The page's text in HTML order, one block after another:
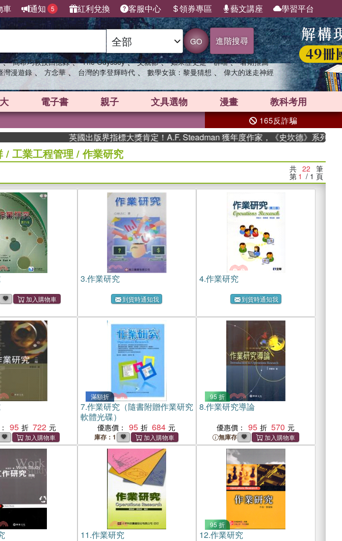
車 通知 5 紅利兌換 客服中心 領券專區 藝文講座 學習平台
GO 進階搜尋
、 高希均教授回憶錄 、 The Odyssey 、 父親節 、 如果歷史是一群喵 、 暑期推薦
灣漫遊錄 、 方念華 、 台灣的李登輝時代 、 數學女孩：黎曼猜想 、 偉大的迷走神經
電子書 親子 文具選物 漫畫 教科考用
165反詐騙
英國出版界指標大獎肯定！A.F. Steadman 獲年度作家，《史坎德》系列帶你踏上熱
/ 工業工程管理 /作業研究
共 22 筆
第 1 / 1 頁
3.作業研究
到貨時通知我
4.作業研究
到貨時通知我
95 722
滿額折
7.作業研究（隨書附贈作業研究
軟體光碟）
優惠價： 95 684
庫存：1
95 折
8.作業研究導論
優惠價： 95 570
無庫存
11.作業研究
95 折
12.作業研究